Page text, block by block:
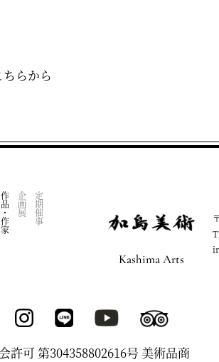
らから
定期催事
企画展
作品・作家
Kashima Arts
許可 第304358802616号 美術品商